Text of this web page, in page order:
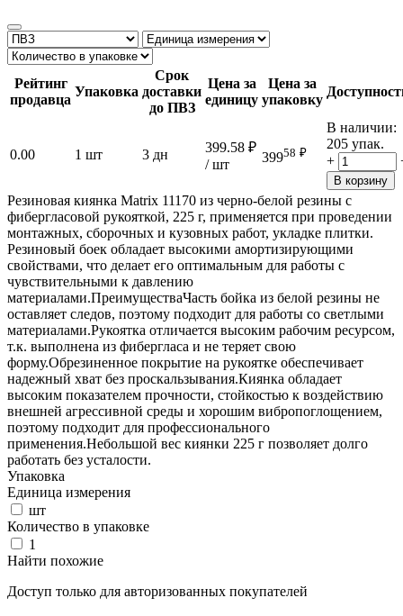
Рейтинг
продавца
Упаковка
Срок
доставки
до ПВЗ
Цена за
единицу
Цена за
упаковку
0.00 1 шт 3 дн 399.58 ₽
/ шт
39958 ₽
В наличии:
205 упак.
+
В корзину
Резиновая киянка Matrix 11170 из черно-белой резины с
фибергласовой рукояткой, 225 г, применяется при проведении
монтажных, сборочных и кузовных работ, укладке плитки.
Резиновый боек обладает высокими амортизирующими
свойствами, что делает его оптимальным для работы с
чувствительными к давлению
материалами.ПреимуществаЧасть бойка из белой резины не
оставляет следов, поэтому подходит для работы со светлыми
материалами.Рукоятка отличается высоким рабочим ресурсом,
т.к. выполнена из фибергласа и не теряет свою
форму.Обрезиненное покрытие на рукоятке обеспечивает
надежный хват без проскальзывания.Киянка обладает
высоким показателем прочности, стойкостью к воздействию
внешней агрессивной среды и хорошим вибропоглощением,
поэтому подходит для профессионального
применения.Небольшой вес киянки 225 г позволяет долго
работать без усталости.
Упаковка
Единица измерения
шт
Количество в упаковке
1
Найти похожие
Доступ только для авторизованных покупателей